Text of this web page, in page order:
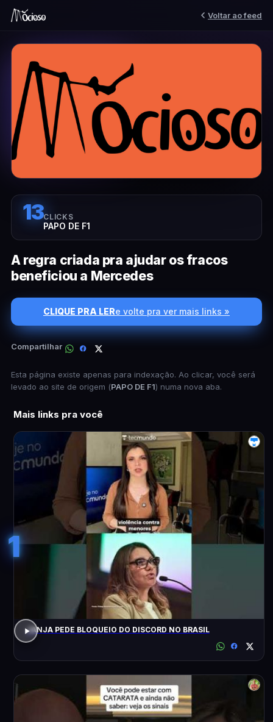
Voltar ao feed
13CLICKS
PAPO DE F1
A regra criada pra ajudar os fracos
beneficiou a Mercedes
CLIQUE PRA LERe volte pra ver mais links »
Compartilhar
Esta página existe apenas para indexação. Ao clicar, você será
levado ao site de origem (PAPO DE F1) numa nova aba.
Mais links pra você
1
JANJA PEDE BLOQUEIO DO DISCORD NO BRASIL